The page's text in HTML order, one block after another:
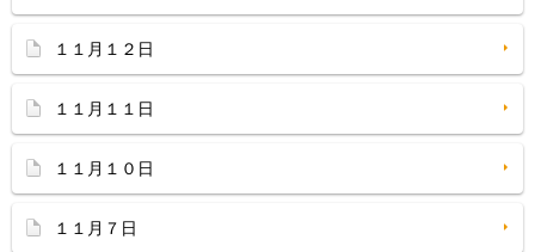
１１月１２日
１１月１１日
１１月１０日
１１月７日